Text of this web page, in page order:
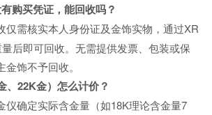
购买凭证，能回收吗？
仅需核实本人身份证及金饰实物，通过XR
后即可回收。无需提供发票、包装或保
饰不予回收。
、22K金）怎么计价？
仪确定实际含金量（如18K理论含金量7